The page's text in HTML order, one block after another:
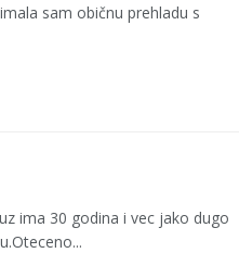
sam običnu prehladu s
ima 30 godina i vec jako dugo